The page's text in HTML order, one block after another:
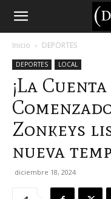
Diario
Tijuana
Inicio DEPORTES
DEPORTES LOCAL
¡La
Zonkeys
nueva
diciembre 18, 2024